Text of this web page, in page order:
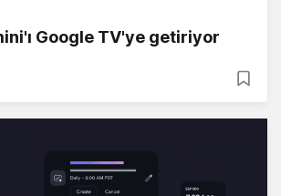
Google TV'ye getiriyor